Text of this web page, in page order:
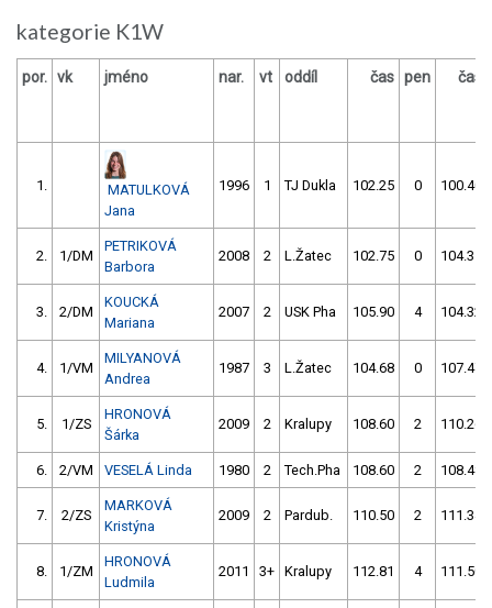
kategorie K1W
por. vk jméno nar. vt oddíl čas pen čas
1.
MATULKOVÁ
Jana
1996 1 TJ Dukla 102.25 0 100.40
2. 1/DM
PETRIKOVÁ
Barbora
2008 2 L.Žatec 102.75 0 104.31
3. 2/DM
KOUCKÁ
Mariana
2007 2 USK Pha 105.90 4 104.32
4. 1/VM
MILYANOVÁ
Andrea
1987 3 L.Žatec 104.68 0 107.47
5. 1/ZS
HRONOVÁ
Šárka
2009 2 Kralupy 108.60 2 110.26
6. 2/VM VESELÁ Linda 1980 2 Tech.Pha 108.60 2 108.48
7. 2/ZS
MARKOVÁ
Kristýna
2009 2 Pardub. 110.50 2 111.34
8. 1/ZM
HRONOVÁ
Ludmila
2011 3+ Kralupy 112.81 4 111.50